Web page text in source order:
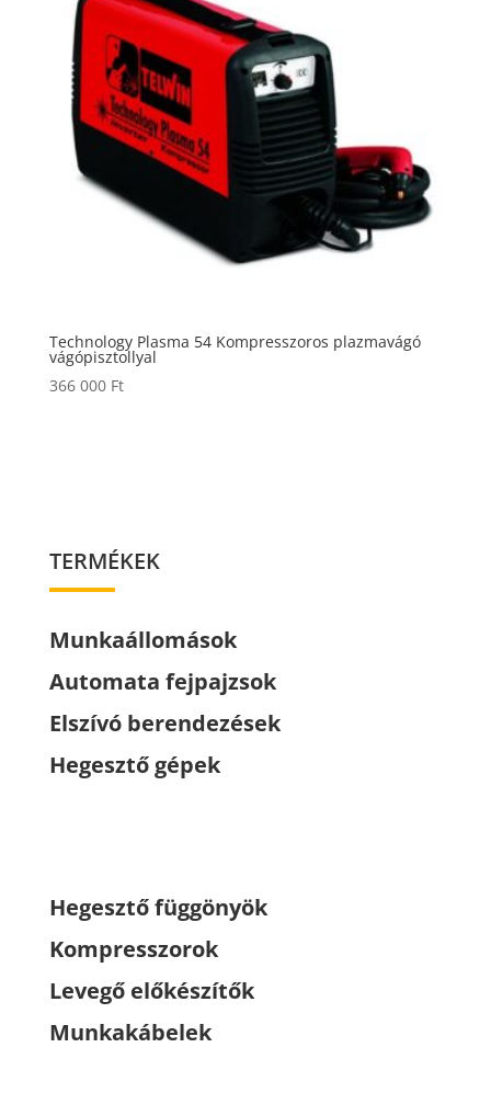
Technology Plasma 54 Kompresszoros plazmavágó
vágópisztollyal
366 000 Ft
TERMÉKEK
Munkaállomások
Automata fejpajzsok
Elszívó berendezések
Hegesztő gépek
Hegesztő függönyök
Kompresszorok
Levegő előkészítők
Munkakábelek